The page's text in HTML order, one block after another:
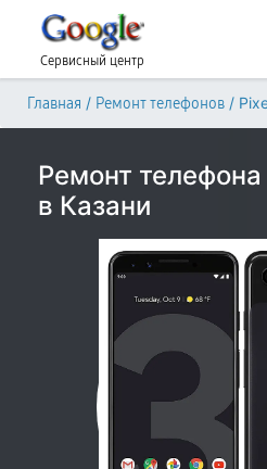
Сервисный центр
Главная / Ремонт телефонов /
Ремонт
в Казани